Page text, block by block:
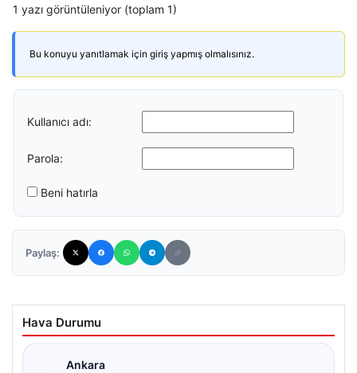
1 yazı görüntüleniyor (toplam 1)
Bu konuyu yanıtlamak için giriş yapmış olmalısınız.
Kullanıcı adı:
Parola:
Beni hatırla
Paylaş:
Hava Durumu
Ankara